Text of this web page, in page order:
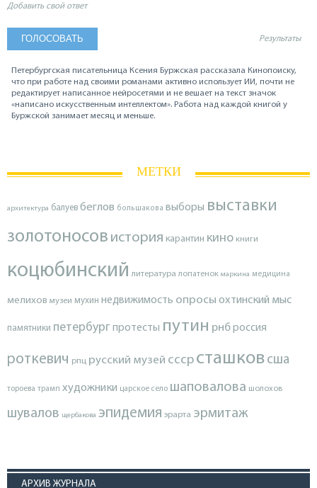
Добавить свой ответ
Результаты
Петербургская писательница Ксения Буржская рассказала Кинопоиску,
что при работе над своими романами активно использует ИИ, почти не
редактирует написанное нейросетями и не вешает на текст значок
«написано искусственным интеллектом». Работа над каждой книгой у
Буржской занимает месяц и меньше.
МЕТКИ
архитектура балуев беглов большакова выборы выставки
золотоносов история карантин кино книги
коцюбинский литература лопатенок маркина медицина
мелихов музеи мухин недвижимость опросы охтинский мыс
памятники петербургпротесты путин рнброссия
роткевич рпц русский музей ссср сташков сша
тороева трамп художники царское село шаповалова шолохов
шувалов щербакова эпидемия эрарта эрмитаж
АРХИВ ЖУРНАЛА